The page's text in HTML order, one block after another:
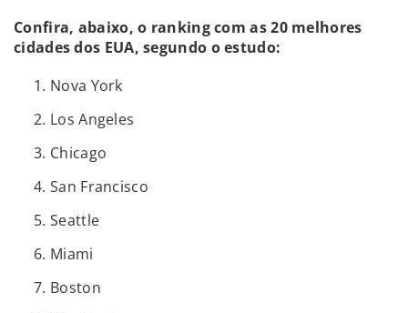
Confira, abaixo, o ranking com as 20 melhores
cidades dos EUA, segundo o estudo:
Nova York
Los Angeles
Chicago
San Francisco
Seattle
Miami
Boston